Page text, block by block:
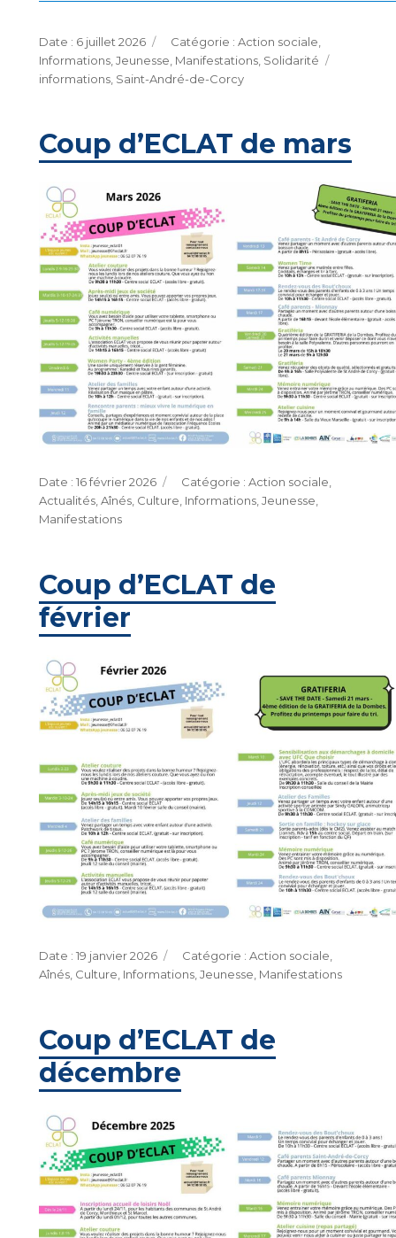
Publié
le
6 juillet 2026 Catégories
Action sociale
Informations, Jeunesse Manifestations, Solidarité
informations, Saint-André-de-Corcy
Coup d’ECLAT de mars
Publié
le
16 février 2026 Catégories
Action sociale,
Actualités,Aînés, Culture, Informations,Jeunesse,
Manifestations
Coup d’ECLAT de
février
Publié
le
19 janvier 2026 Catégories
Action sociale
Aînés, Culture Informations, Jeunesse Manifestations
Coup d’ECLAT de
décembre